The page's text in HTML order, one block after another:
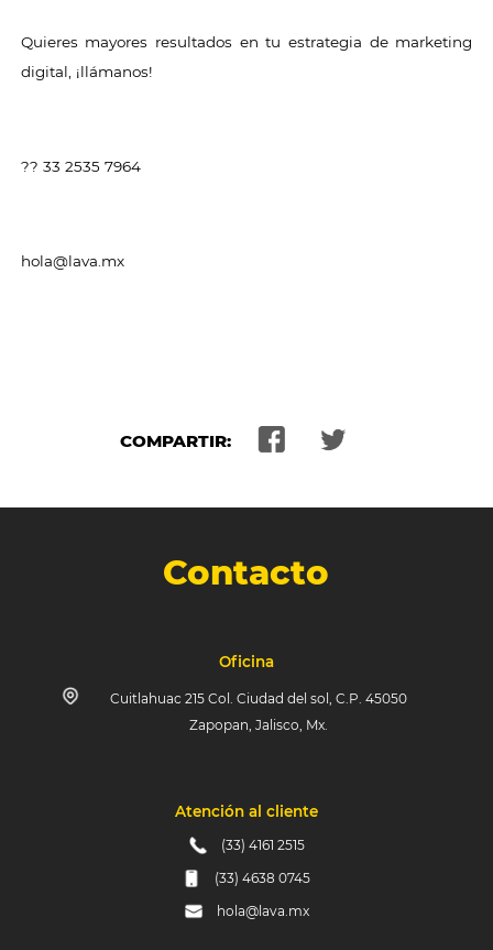
Quieres mayores resultados en tu estrategia de marketing
digital, ¡llámanos!
?? 33 2535 7964
hola@lava.mx
COMPARTIR:
Contacto
Oficina
Cuitlahuac 215 Col. Ciudad del sol, C.P. 45050
Zapopan, Jalisco, Mx.
Atención al cliente
(33) 4161 2515
(33) 4638 0745
hola@lava.mx